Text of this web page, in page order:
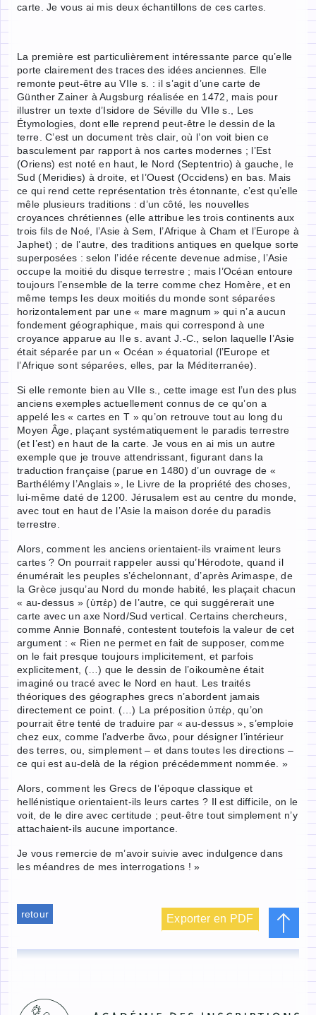
carte. Je vous ai mis deux échantillons de ces cartes.
La première est particulièrement intéressante parce qu’elle
porte clairement des traces des idées anciennes. Elle
remonte peut-être au VIIe s. : il s’agit d’une carte de
Günther Zainer à Augsburg réalisée en 1472, mais pour
illustrer un texte d’Isidore de Séville du VIIe s., Les
Étymologies, dont elle reprend peut-être le dessin de la
terre. C’est un document très clair, où l’on voit bien ce
basculement par rapport à nos cartes modernes ; l’Est
(Oriens) est noté en haut, le Nord (Septentrio) à gauche, le
Sud (Meridies) à droite, et l’Ouest (Occidens) en bas. Mais
ce qui rend cette représentation très étonnante, c’est qu’elle
mêle plusieurs traditions : d’un côté, les nouvelles
croyances chrétiennes (elle attribue les trois continents aux
trois fils de Noé, l’Asie à Sem, l’Afrique à Cham et l’Europe à
Japhet) ; de l’autre, des traditions antiques en quelque sorte
superposées : selon l’idée récente devenue admise, l’Asie
occupe la moitié du disque terrestre ; mais l’Océan entoure
toujours l’ensemble de la terre comme chez Homère, et en
même temps les deux moitiés du monde sont séparées
horizontalement par une « mare magnum » qui n’a aucun
fondement géographique, mais qui correspond à une
croyance apparue au IIe s. avant J.-C., selon laquelle l’Asie
était séparée par un « Océan » équatorial (l’Europe et
l’Afrique sont séparées, elles, par la Méditerranée).
Si elle remonte bien au VIIe s., cette image est l’un des plus
anciens exemples actuellement connus de ce qu’on a
appelé les « cartes en T » qu’on retrouve tout au long du
Moyen Âge, plaçant systématiquement le paradis terrestre
(et l’est) en haut de la carte. Je vous en ai mis un autre
exemple que je trouve attendrissant, figurant dans la
traduction française (parue en 1480) d’un ouvrage de «
Barthélémy l’Anglais », le Livre de la propriété des choses,
lui-même daté de 1200. Jérusalem est au centre du monde,
avec tout en haut de l’Asie la maison dorée du paradis
terrestre.
Alors, comment les anciens orientaient-ils vraiment leurs
cartes ? On pourrait rappeler aussi qu’Hérodote, quand il
énumérait les peuples s’échelonnant, d’après Arimaspe, de
la Grèce jusqu’au Nord du monde habité, les plaçait chacun
« au-dessus » (ὑπέρ) de l’autre, ce qui suggérerait une
carte avec un axe Nord/Sud vertical. Certains chercheurs,
comme Annie Bonnafé, contestent toutefois la valeur de cet
argument : « Rien ne permet en fait de supposer, comme
on le fait presque toujours implicitement, et parfois
explicitement, (…) que le dessin de l’oikoumène était
imaginé ou tracé avec le Nord en haut. Les traités
théoriques des géographes grecs n’abordent jamais
directement ce point. (…) La préposition ὑπέρ, qu’on
pourrait être tenté de traduire par « au-dessus », s’emploie
chez eux, comme l’adverbe ἄνω, pour désigner l’intérieur
des terres, ou, simplement – et dans toutes les directions –
ce qui est au-delà de la région précédemment nommée. »
Alors, comment les Grecs de l’époque classique et
hellénistique orientaient-ils leurs cartes ? Il est difficile, on le
voit, de le dire avec certitude ; peut-être tout simplement n’y
attachaient-ils aucune importance.
Je vous remercie de m’avoir suivie avec indulgence dans
les méandres de mes interrogations ! »
retour Exporter en PDF